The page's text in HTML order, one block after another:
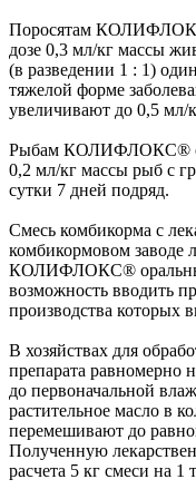
Поросятам
дозе 0,3 мл/кг массы
(в разведении 1 : 1)
тяжелой форме
увеличивают до 0,5 мл/
Рыбам КОЛИФЛОКС®
0,2 мл/кг массы рыб с
сутки 7 дней подряд.
Смесь комбикорма с
комбикормовом заводе
КОЛИФЛОКС®
возможность вводить
производства которых
В хозяйствах для
препарата равномерно
до первоначальной
растительное масло в
перемешивают до
Полученную
расчета 5 кг смеси на 1